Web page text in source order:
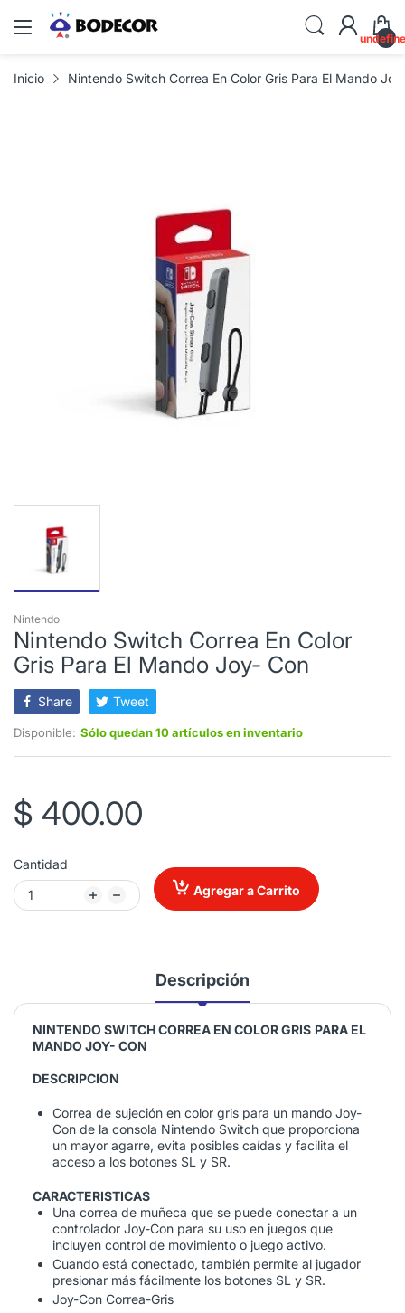
Inicio Nintendo Switch Correa En Color Gris Para El Mando
Nintendo
Nintendo Switch Correa En Color
Gris Para El Mando Joy- Con
Share Tweet
Disponible: Sólo quedan 10 artículos en inventario
$ 400.00
Cantidad
Agregar a Carrito
Descripción
NINTENDO SWITCHCORREA EN COLOR GRIS PARA EL
MANDO JOY- CON
DESCRIPCION
Correa de sujeción en color gris para un mando Joy-
Con de la consola Nintendo Switch que proporciona
un mayor agarre, evita posibles caídas y facilita el
acceso a los botones SL y SR.
CARACTERISTICAS
Una correa de muñeca que se puede conectar a un
controlador Joy-Con para su uso en juegos que
incluyen control de movimiento o juego activo.
Cuando está conectado, también permite al jugador
presionar más fácilmente los botones SL y SR.
Joy-Con Correa-Gris